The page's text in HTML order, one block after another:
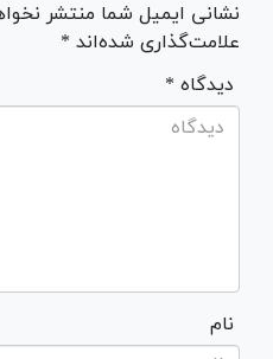
نشانی ایمیل شما منتشر
علامت‌گذاری شده‌اند *
* دیدگاه
نام